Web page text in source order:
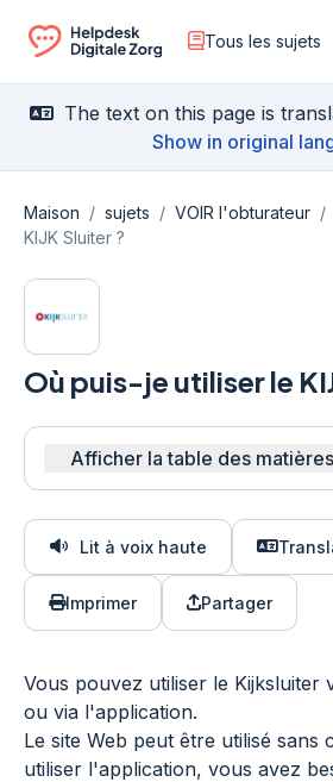
Ga naar de homepagina
Tous les sujets
The text on this page is
Show in original
Maison / sujets / VOIR l'obturateur /
KIJK Sluiter ?
Où puis-je utiliser le
Afficher la table des matières
Lit à voix haute
Imprimer Partager
Vous pouvez utiliser le Kijksluiter
ou via l'application.
Le site Web peut être utilisé sans
utiliser l'application, vous avez